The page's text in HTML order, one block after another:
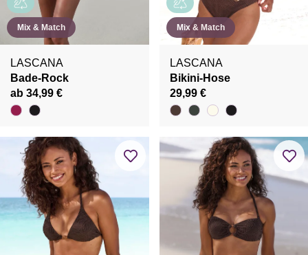
Mix & Match
LASCANA
Bade-Rock
ab 34,99 €
Mix & Match
LASCANA
Bikini-Hose
29,99 €